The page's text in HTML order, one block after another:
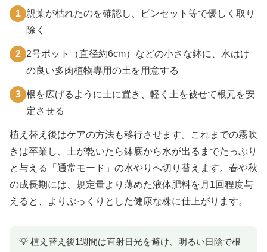
1
親葉が枯れたのを確認し、ピンセット等で優しく取り
除く
2
2号ポット（直径約6cm）などの小さな鉢に、水はけ
の良い多肉植物専用の土を用意する
3 根を広げるように土に置き、軽く土を被せて根元を安
定させる
植え替え後はケアの方法も移行させます。これまでの霧吹
きは卒業し、土が乾いたら鉢底から水が出るまでたっぷり
と与える「通常モード」の水やりへ切り替えます。春や秋
の成長期には、規定量より薄めた液体肥料を月1回程度与
えると、よりぷっくりとした健康な株に仕上がります。
💡 植え替え後1週間は直射日光を避け、明るい日陰で根